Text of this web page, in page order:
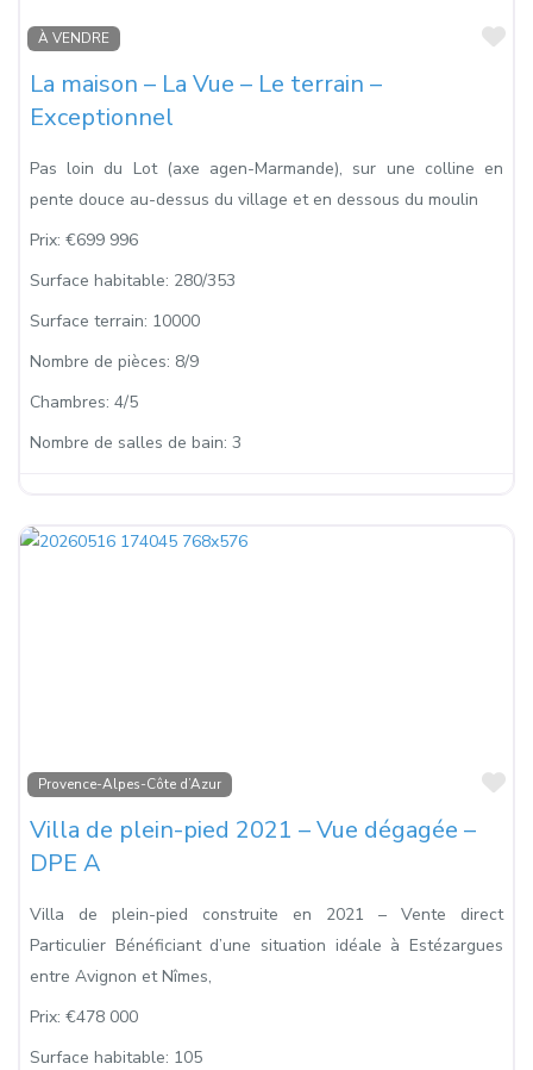
À VENDRE
La maison – La Vue – Le terrain –
Exceptionnel
Pas loin du Lot (axe agen-Marmande), sur une colline en
pente douce au-dessus du village et en dessous du moulin
Prix: €699 996
Surface habitable: 280/353
Surface terrain: 10000
Nombre de pièces: 8/9
Chambres: 4/5
Nombre de salles de bain: 3
Provence-Alpes-Côte d’Azur
Villa de plein-pied 2021 – Vue dégagée –
DPE A
Villa de plein-pied construite en 2021 – Vente direct
Particulier Bénéficiant d’une situation idéale à Estézargues
entre Avignon et Nîmes,
Prix: €478 000
Surface habitable: 105